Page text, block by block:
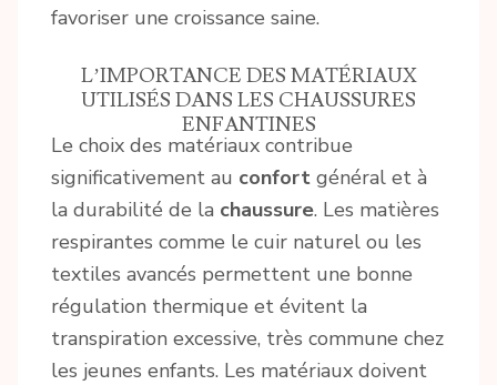
favoriser une croissance saine.
L’IMPORTANCE DES MATÉRIAUX
UTILISÉS DANS LES CHAUSSURES
ENFANTINES
Le choix des matériaux contribue
significativement au confort général et à
la durabilité de la chaussure. Les matières
respirantes comme le cuir naturel ou les
textiles avancés permettent une bonne
régulation thermique et évitent la
transpiration excessive, très commune chez
les jeunes enfants. Les matériaux doivent